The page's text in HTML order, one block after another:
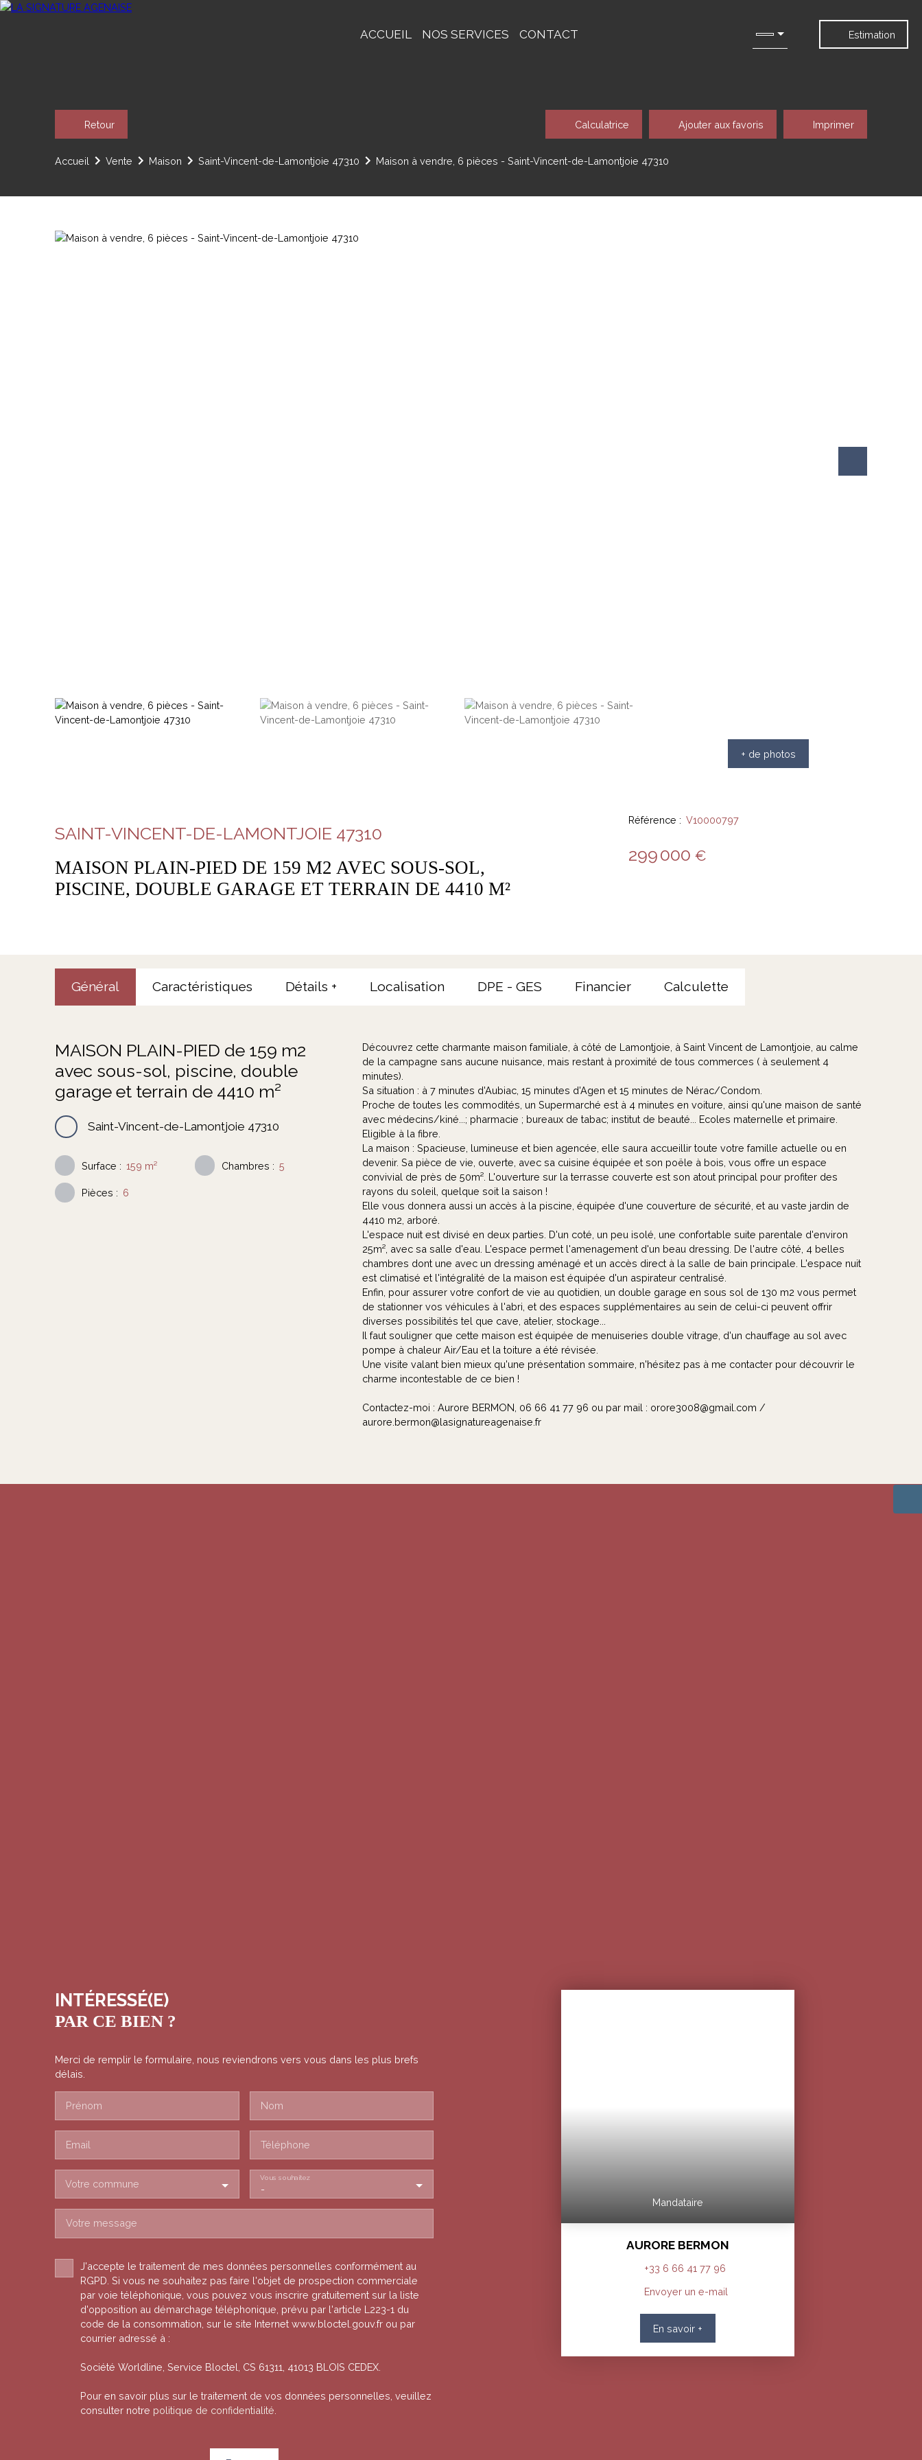
ACCUEIL NOS SERVICES CONTACT Estimation
Retour Calculatrice Ajouter aux favoris Imprimer
Accueil Vente Maison Saint-Vincent-de-Lamontjoie 47310 Maison à vendre, 6 pièces - Saint-Vincent-de-Lamontjoie 47310
+ de photos
SAINT-VINCENT-DE-LAMONTJOIE 47310
MAISON PLAIN-PIED DE 159 M2 AVEC SOUS-SOL,
PISCINE, DOUBLE GARAGE ET TERRAIN DE 4410 M²
Référence : V10000797
299 000 €
Général Caractéristiques Détails + Localisation DPE - GES Financier Calculette
MAISON PLAIN-PIED de 159 m2
avec sous-sol, piscine, double
garage et terrain de 4410 m²
Saint-Vincent-de-Lamontjoie 47310
Surface : 159 m² Chambres : 5
Pièces : 6
Découvrez cette charmante maison familiale, à côté de Lamontjoie, à Saint Vincent de Lamontjoie, au calme
de la campagne sans aucune nuisance, mais restant à proximité de tous commerces ( à seulement 4
minutes).
Sa situation : à 7 minutes d'Aubiac, 15 minutes d'Agen et 15 minutes de Nérac/Condom.
Proche de toutes les commodités, un Supermarché est à 4 minutes en voiture, ainsi qu'une maison de santé
avec médecins/kiné...; pharmacie ; bureaux de tabac; institut de beauté... Ecoles maternelle et primaire.
Eligible à la fibre.
La maison : Spacieuse, lumineuse et bien agencée, elle saura accueillir toute votre famille actuelle ou en
devenir. Sa pièce de vie, ouverte, avec sa cuisine équipée et son poële à bois, vous offre un espace
convivial de près de 50m². L'ouverture sur la terrasse couverte est son atout principal pour profiter des
rayons du soleil, quelque soit la saison !
Elle vous donnera aussi un accès à la piscine, équipée d'une couverture de sécurité, et au vaste jardin de
4410 m2, arboré.
L'espace nuit est divisé en deux parties. D'un coté, un peu isolé, une confortable suite parentale d'environ
25m², avec sa salle d'eau. L'espace permet l'amenagement d'un beau dressing. De l'autre côté, 4 belles
chambres dont une avec un dressing aménagé et un accès direct à la salle de bain principale. L'espace nuit
est climatisé et l'intégralité de la maison est équipée d'un aspirateur centralisé.
Enfin, pour assurer votre confort de vie au quotidien, un double garage en sous sol de 130 m2 vous permet
de stationner vos véhicules à l'abri, et des espaces supplémentaires au sein de celui-ci peuvent offrir
diverses possibilités tel que cave, atelier, stockage...
Il faut souligner que cette maison est équipée de menuiseries double vitrage, d'un chauffage au sol avec
pompe à chaleur Air/Eau et la toiture a été révisée.
Une visite valant bien mieux qu'une présentation sommaire, n'hésitez pas à me contacter pour découvrir le
charme incontestable de ce bien !
Contactez-moi : Aurore BERMON, 06 66 41 77 96 ou par mail : orore3008@gmail.com /
aurore.bermon@lasignatureagenaise.fr
INTÉRESSÉ(E)
PAR CE BIEN ?
Merci de remplir le formulaire, nous reviendrons vers vous dans les plus brefs
délais.
Prénom Nom
Email Téléphone
Votre commune -
Vous souhaitez
Votre message
J'accepte le traitement de mes données personnelles conformément au
RGPD. Si vous ne souhaitez pas faire l'objet de prospection commerciale
par voie téléphonique, vous pouvez vous inscrire gratuitement sur la liste
d'opposition au démarchage téléphonique, prévu par l'article L223-1 du
code de la consommation, sur le site Internet www.bloctel.gouv.fr ou par
courrier adressé à :
Société Worldline, Service Bloctel, CS 61311, 41013 BLOIS CEDEX.
Pour en savoir plus sur le traitement de vos données personnelles, veuillez
consulter notre politique de confidentialité
Mandataire
AURORE BERMON
+33 6 66 41 77 96
Envoyer un e-mail
En savoir +